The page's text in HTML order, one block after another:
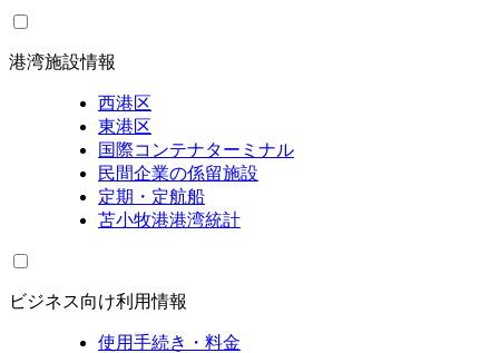
港湾施設情報
西港区
東港区
国際コンテナターミナル
民間企業の係留施設
定期・定航船
苫小牧港港湾統計
ビジネス向け利用情報
使用手続き・料金